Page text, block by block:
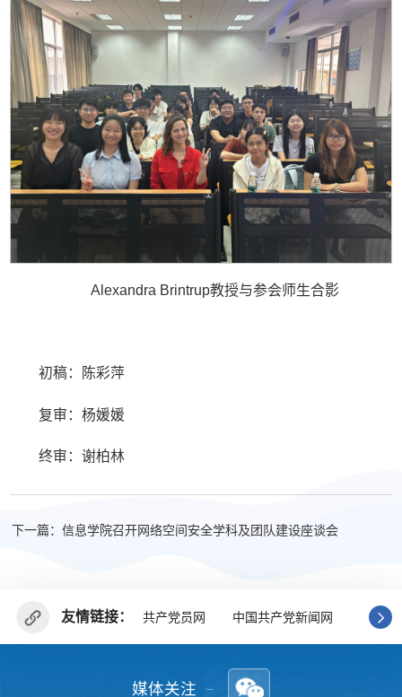
Alexandra Brintrup教授与参会师生合影
初稿：陈彩萍
复审：杨媛媛
终审：谢柏林
下一篇：信息学院召开网络空间安全学科及团队建设座谈会
友情链接： 共产党员网 中国共产党新闻网 广东
媒体关注